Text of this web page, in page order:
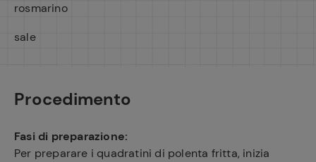
rosmarino
sale
Procedimento
Fasi di preparazione:
Per preparare i quadratini di polenta fritta, inizia